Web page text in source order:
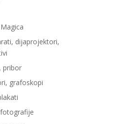
dijaprojektori,
pribor
grafoskopi